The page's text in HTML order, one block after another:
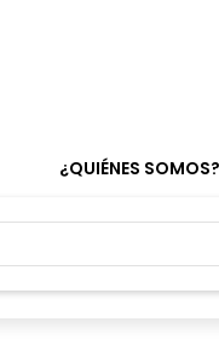
¿QUIÉNES SOMOS?